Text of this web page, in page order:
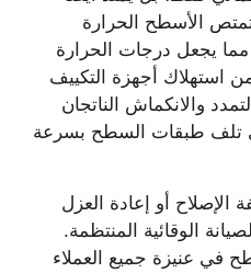
الأسطح الحرارة
يجعل درجات الحرارة
استهلاك أجهزة التكييف
والانكماش الناتجان
تلف طبقات السطح بسرعة
الإصلاح أو إعادة العزل
الوقائية المنتظمة.
في عنيزة جميع العملاء